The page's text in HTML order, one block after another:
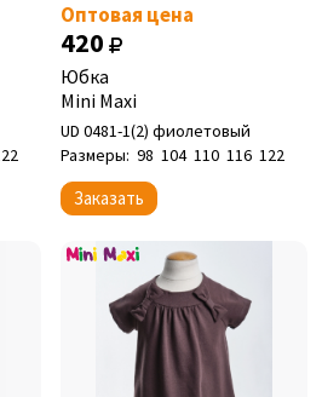
Оптовая цена
420
Юбка
Mini Maxi
UD 0481-1(2) фиолетовый
Размеры: 98 104 110 116 122
Заказать